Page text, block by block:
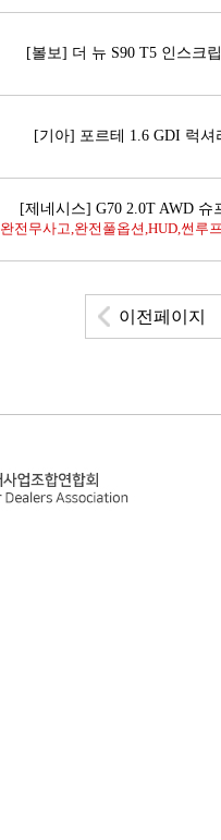
[볼보] 더 뉴 S90 T5 인스크
[기아] 포르테 1.6 GDI 럭셔
[제네시스] G70 2.0T AWD 슈
완전무사고,완전풀옵션,HUD,썬루
이전페이지